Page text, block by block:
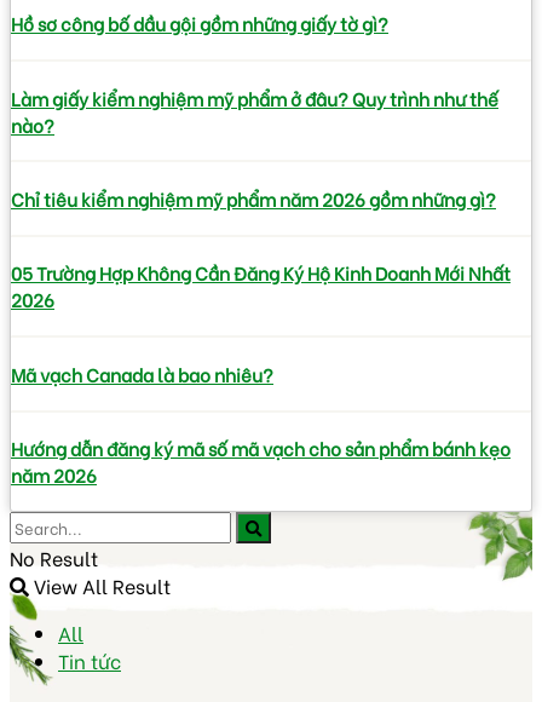
Hồ sơ công bố dầu gội gồm những giấy tờ gì?
Làm giấy kiểm nghiệm mỹ phẩm ở đâu? Quy trình như thế
nào?
Chỉ tiêu kiểm nghiệm mỹ phẩm năm 2026 gồm những gì?
05 Trường Hợp Không Cần Đăng Ký Hộ Kinh Doanh Mới Nhất
2026
Mã vạch Canada là bao nhiêu?
Hướng dẫn đăng ký mã số mã vạch cho sản phẩm bánh kẹo
năm 2026
No Result
View All Result
All
Tin tức